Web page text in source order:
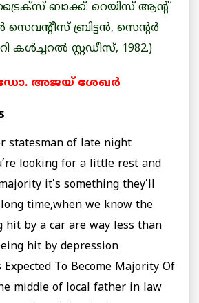
ബാക്ക്: റെയിസ് ആന്റ്
ബ്രിട്ടന്‍, സെന്റര്‍
കള്‍ച്ചറല്‍ സ്റ്റഡീസ്, 1982.)
ഡോ. അജയ് ശേഖര്‍
statesman of late night
looking for a little rest and
it’s something they’ll
time,when we know the
hit by a car are way less than
hit by depression
Expected To Become Majority Of
middle of local father in law